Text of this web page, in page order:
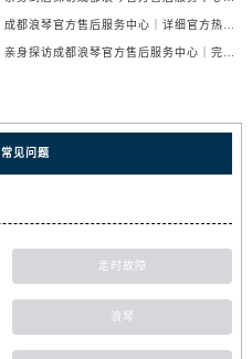
常见问题
走时故障
浪琴